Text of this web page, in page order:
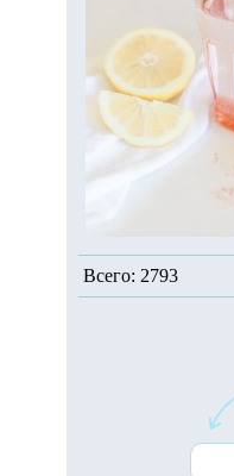
Всего: 2793